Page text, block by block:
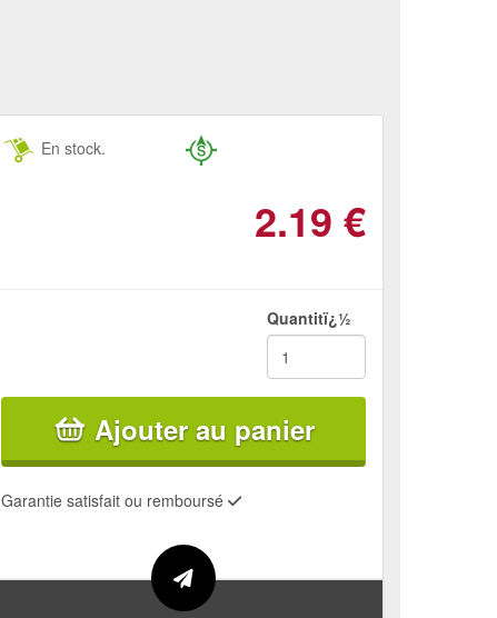
En stock.
2.19 €
Quantitï¿½
Ajouter au panier
Garantie satisfait ou remboursé